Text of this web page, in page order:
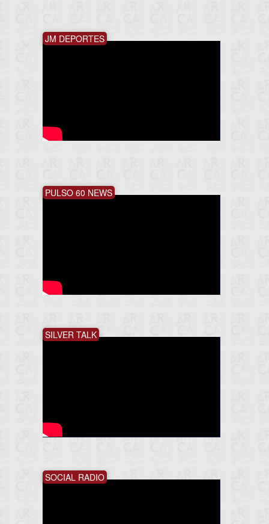
JM DEPORTES
PULSO 60 NEWS
SILVER TALK
SOCIAL RADIO